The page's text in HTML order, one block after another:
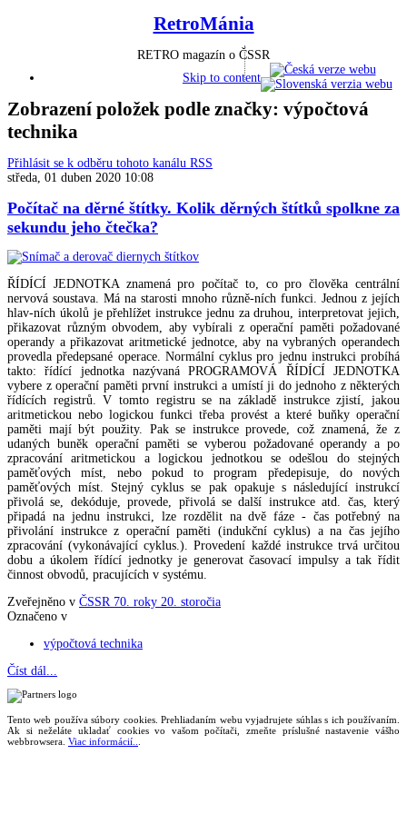
RetroMánia
RETRO magazín o ČSSR
Skip to content
Zobrazení položek podle značky: výpočtová
technika
Přihlásit se k odběru tohoto kanálu RSS
středa, 01 duben 2020 10:08
Počítač na děrné štítky. Kolik děrných štítků spolkne za
sekundu jeho čtečka?
ŘÍDÍCÍ JEDNOTKA znamená pro počítač to, co pro člověka centrální
nervová soustava. Má na starosti mnoho různě-ních funkci. Jednou z jejích
hlav-ních úkolů je přehlížet instrukce jednu za druhou, interpretovat jejich,
přikazovat různým obvodem, aby vybírali z operační paměti požadované
operandy a přikazovat aritmetické jednotce, aby na vybraných operandech
provedla předepsané operace. Normální cyklus pro jednu instrukci probíhá
takto: řídící jednotka nazývaná PROGRAMOVÁ ŘÍDÍCÍ JEDNOTKA
vybere z operační paměti první instrukci a umístí ji do jednoho z některých
řídících registrů. V tomto registru se na základě instrukce zjistí, jakou
aritmetickou nebo logickou funkci třeba provést a které buňky operační
paměti mají být použity. Pak se instrukce provede, což znamená, že z
udaných buněk operační paměti se vyberou požadované operandy a po
zpracování aritmetickou a logickou jednotkou se odešlou do stejných
paměťových míst, nebo pokud to program předepisuje, do nových
paměťových míst. Stejný cyklus se pak opakuje s následující instrukcí
přivolá se, dekóduje, provede, přivolá se další instrukce atd. čas, který
připadá na jednu instrukci, lze rozdělit na dvě fáze - čas potřebný na
přivolání instrukce z operační paměti (indukční cyklus) a na čas jejího
zpracování (vykonávající cyklus.). Provedení každé instrukce trvá určitou
dobu a úkolem řídící jednotky je generovat časovací impulsy a tak řídit
činnost obvodů, pracujících v systému.
Zveřejněno v ČSSR 70. roky 20. storočia
Označeno v
výpočtová technika
Číst dál...
Tento web používa súbory cookies. Prehliadaním webu vyjadrujete súhlas s ich používaním.
Ak si neželáte ukladať cookies vo vašom počítači, zmeňte príslušné nastavenie vášho
webbrowsera. Viac informácií..